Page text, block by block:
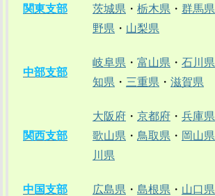
関東支部
茨城県 ・ 栃木県 ・ 群馬県
野県 ・ 山梨県
中部支部
岐阜県 ・ 富山県 ・ 石川県
知県 ・ 三重県 ・ 滋賀県
関西支部
大阪府 ・ 京都府 ・ 兵庫県
歌山県 ・ 鳥取県 ・ 岡山県
川県
中国支部 広島県 ・ 島根県 ・ 山口県